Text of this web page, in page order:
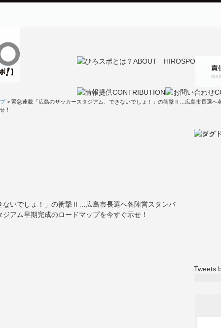
> 緊急連載「広島のサッカースタジアム、できないでしょ！」の衝撃Ⅱ…広島市長選へ
！
ないでしょ！」の衝撃Ⅱ…広島市長選へ各陣営スタンバ
アム早期完成のロードマップを今すぐ示せ！
Tweets